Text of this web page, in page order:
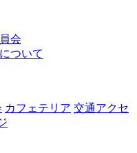
会
ついて
カフェテリア 交通アクセ